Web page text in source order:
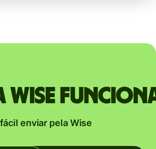
Wise
fácil enviar pela Wise